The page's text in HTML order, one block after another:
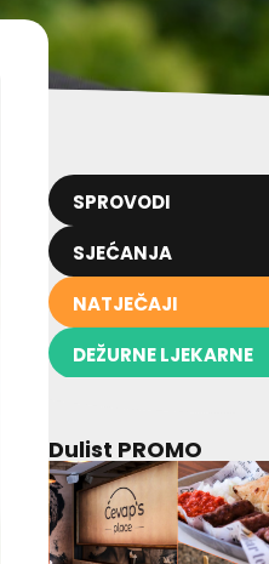
SPROVODI
SJEĆANJA
NATJEČAJI
DEŽURNE LJEKARNE
Dulist PROMO